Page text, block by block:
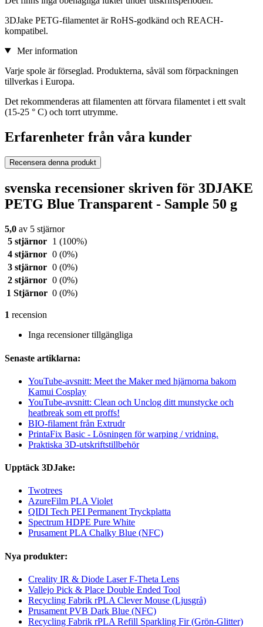
3DJake PETG-filamentet är RoHS-godkänd och REACH-
kompatibel.
Mer information
Varje spole är förseglad. Produkterna, såväl som förpackningen
tillverkas i Europa.
Det rekommenderas att filamenten att förvara filamentet i ett svalt
(15-25 ° C) och torrt utrymme.
Erfarenheter från våra kunder
Recensera denna produkt
svenska recensioner skriven för 3DJAKE
PETG Blue Transparent - Sample 50 g
5,0 av 5 stjärnor
5 stjärnor
1 (100%)
4 stjärnor 0 (0%)
3 stjärnor 0 (0%)
2 stjärnor 0 (0%)
1 Stjärnor 0 (0%)
1 recension
Inga recensioner tillgängliga
Senaste artiklarna:
YouTube-avsnitt: Meet the Maker med hjärnorna bakom
Kamui Cosplay
YouTube-avsnitt: Clean och Unclog ditt munstycke och
heatbreak som ett proffs!
BIO-filament från Extrudr
PrintaFix Basic - Lösningen för warping / vridning.
Praktiska 3D-utskriftstillbehör
Upptäck 3DJake:
Twotrees
AzureFilm PLA Violet
QIDI Tech PEI Permanent Tryckplatta
Spectrum HDPE Pure White
Prusament PLA Chalky Blue (NFC)
Nya produkter:
Creality IR & Diode Laser F-Theta Lens
Vallejo Pick & Place Double Ended Tool
Recycling Fabrik rPLA Clever Mouse (Ljusgrå)
Prusament PVB Dark Blue (NFC)
Recycling Fabrik rPLA Refill Sparkling Fir (Grön-Glitter)